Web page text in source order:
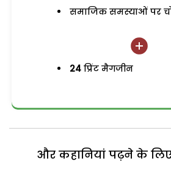
समाजिक समस्याओं पर
24 प्रिंट मैगजीन
और कहानियां पढ़ने के